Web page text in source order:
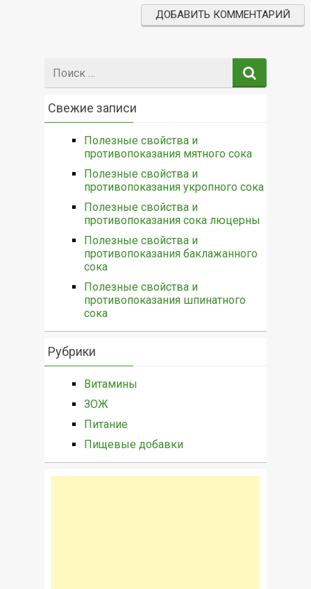
Свежие записи
Полезные свойства и
противопоказания мятного сока
Полезные свойства и
противопоказания укропного сока
Полезные свойства и
противопоказания сока люцерны
Полезные свойства и
противопоказания баклажанного
сока
Полезные свойства и
противопоказания шпинатного
сока
Рубрики
Витамины
ЗОЖ
Питание
Пищевые добавки